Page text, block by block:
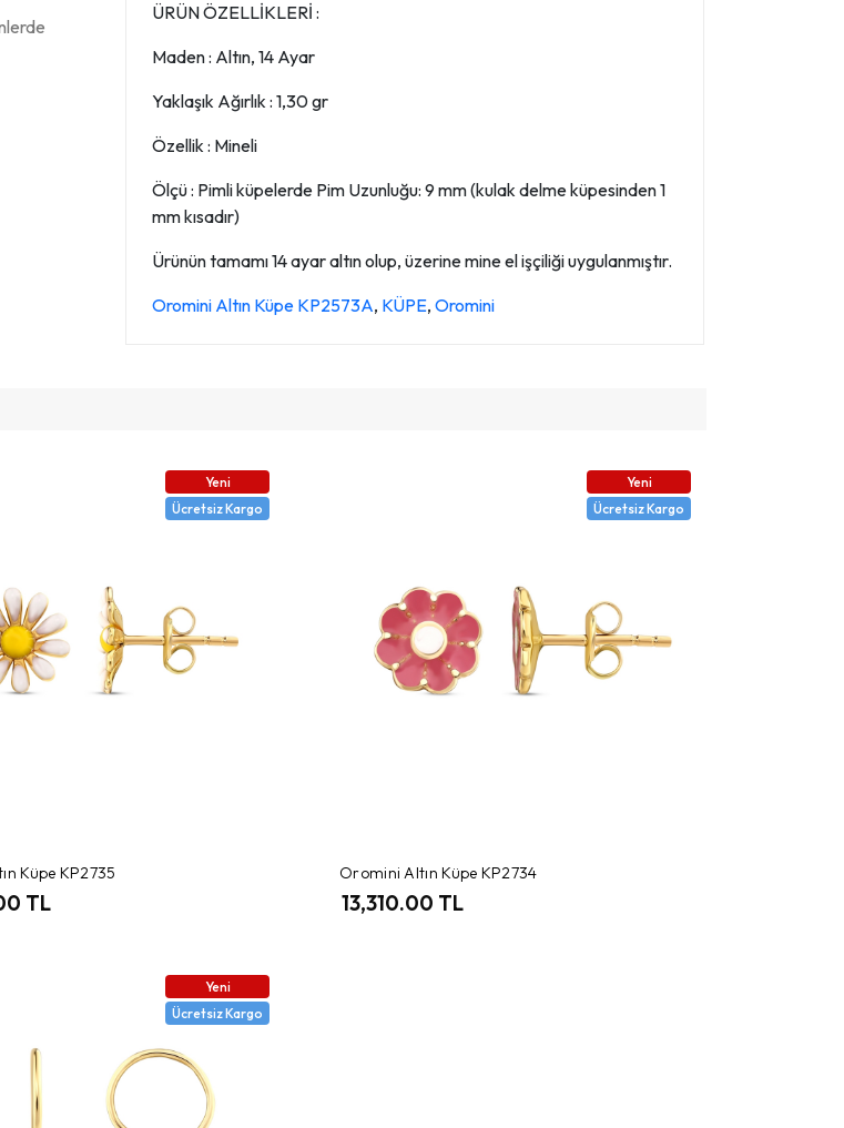
ÜRÜN ÖZELLİKLERİ :
Maden : Altın, 14 Ayar
Yaklaşık Ağırlık : 1,30 gr
Özellik : Mineli
Ölçü : Pimli küpelerde Pim Uzunluğu: 9 mm (kulak delme küpesinden 1
mm kısadır)
Ürünün tamamı 14 ayar altın olup, üzerine mine el işçiliği uygulanmıştır.
Oromini Altın Küpe KP2573A, KÜPE, Oromini
Yeni
Ücretsiz Kargo
Küpe KP2735
TL
Yeni
Ücretsiz Kargo
Oromini Altın Küpe KP2734
13,310.00 TL
Yeni
Ücretsiz Kargo